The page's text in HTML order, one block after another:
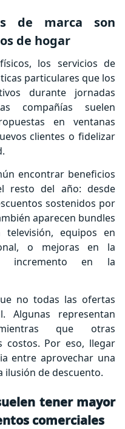
de marca son
de hogar
los servicios de
particulares que los
durante jornadas
compañías suelen
en ventanas
clientes o fidelizar
encontrar beneficios
resto del año: desde
sostenidos por
aparecen bundles
equipos en
o mejoras en la
incremento en la
no todas las ofertas
Algunas representan
que otras
costos. Por eso, llegar
entre aprovechar una
ilusión de descuento.
tener mayor
comerciales